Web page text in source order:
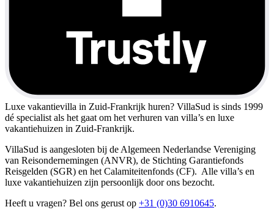
Luxe vakantievilla in Zuid-Frankrijk huren? VillaSud is sinds 1999
dé specialist als het gaat om het verhuren van villa’s en luxe
vakantiehuizen in Zuid-Frankrijk.
VillaSud is aangesloten bij de Algemeen Nederlandse Vereniging
van Reisondernemingen (ANVR), de Stichting Garantiefonds
Reisgelden (SGR) en het Calamiteitenfonds (CF). Alle villa’s en
luxe vakantiehuizen zijn persoonlijk door ons bezocht.
Heeft u vragen? Bel ons gerust op +31 (0)30 6910645.